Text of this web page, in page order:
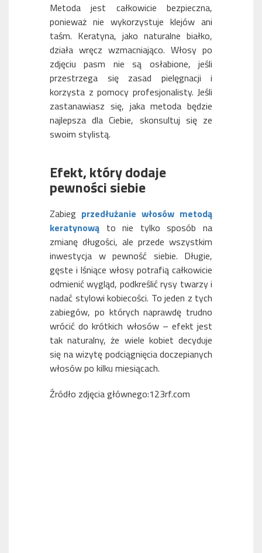
Metoda jest całkowicie bezpieczna,
ponieważ nie wykorzystuje klejów ani
taśm. Keratyna, jako naturalne białko,
działa wręcz wzmacniająco. Włosy po
zdjęciu pasm nie są osłabione, jeśli
przestrzega się zasad pielęgnacji i
korzysta z pomocy profesjonalisty. Jeśli
zastanawiasz się, jaka metoda będzie
najlepsza dla Ciebie, skonsultuj się ze
swoim stylistą.
Efekt, który dodaje
pewności siebie
Zabieg przedłużanie włosów metodą
keratynową to nie tylko sposób na
zmianę długości, ale przede wszystkim
inwestycja w pewność siebie. Długie,
gęste i lśniące włosy potrafią całkowicie
odmienić wygląd, podkreślić rysy twarzy i
nadać stylowi kobiecości. To jeden z tych
zabiegów, po których naprawdę trudno
wrócić do krótkich włosów – efekt jest
tak naturalny, że wiele kobiet decyduje
się na wizytę podciągnięcia doczepianych
włosów po kilku miesiącach.
Źródło zdjęcia głównego:123rf.com